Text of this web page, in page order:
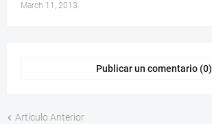
March 11, 2013
Publicar un comentario (0)
Artículo Anterior